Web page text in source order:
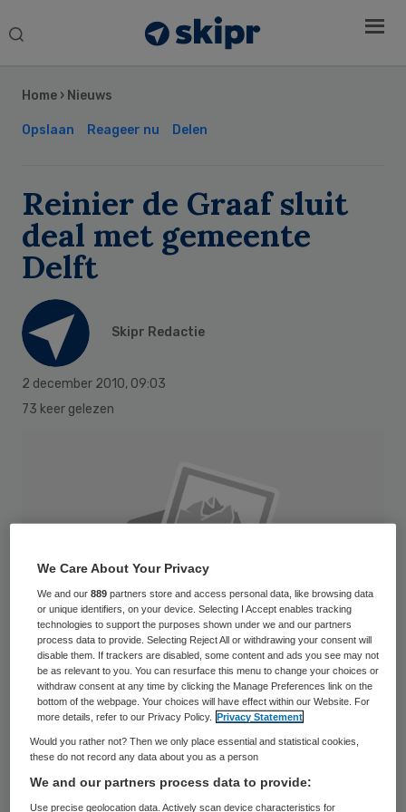
Search
Home › Nieuws
Opslaan Reageer nu Delen
Reinier de Graaf sluit
deal met gemeente
Delft
Skipr Redactie
2 december 2010, 09:03
73 keer gelezen
De nieuwbouw van de Reinier de Graaf
Groep is met de ondertekening van een
samenwerkingsovereenkomst met de
Sidebar
We Care About Your Privacy
We and our889 partners store and access personal data, like browsing data
or unique identifiers, on your device. Selecting I Accept enables tracking
technologies to support the purposes shown under we and our partners
process data to provide. Selecting Reject All or withdrawing your consent will
disable them. If trackers are disabled, some content and ads you see may not
be as relevant to you. You can resurface this menu to change your choices or
withdraw consent at any time by clicking the Manage Preferences link on the
bottom of the webpage. Your choices will have effect within our Website. For
more details, refer to our Privacy Policy.
Privacy Statement
Would you rather not? Then we only place essential and statistical cookies,
these do not record any data about you as a person
We and our partners process data to provide:
Use precise geolocation data. Actively scan device characteristics for